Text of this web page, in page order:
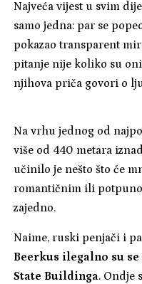
Najveća vijest u svim
samo jedna: par se
pokazao transparent
pitanje nije koliko su
njihova priča govori o
Na vrhu jednog od
više od 440 metara
učinilo je nešto što će
romantičnim ili
zajedno.
Naime, ruski penjači i
Beerkus ilegalno su
State Buildinga. Ondje